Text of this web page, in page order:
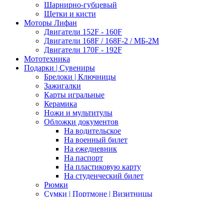
Шарнирно-губцевый
Щетки и кисти
Моторы Лифан
Двигатели 152F - 160F
Двигатели 168F / 168F-2 / МБ-2М
Двигатели 170F - 192F
Мототехника
Подарки | Сувениры
Брелоки | Ключницы
Зажигалки
Карты игральные
Керамика
Ножи и мультитулы
Обложки документов
На водительское
На военный билет
На ежедневник
На паспорт
На пластиковую карту
На студенческий билет
Рюмки
Сумки | Портмоне | Визитницы